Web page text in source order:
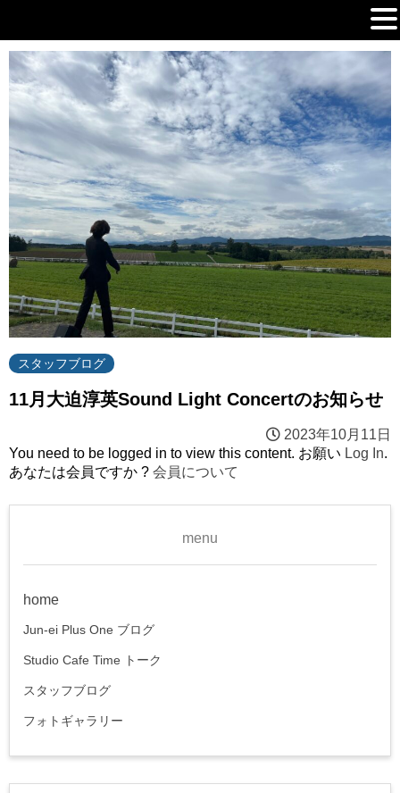
スタッフブログ
11月大迫淳英Sound Light Concertのお知らせ
2023年10月11日
You need to be logged in to view this content. お願い Log In.
あなたは会員ですか ? 会員について
menu
home
Jun-ei Plus One ブログ
Studio Cafe Time トーク
スタッフブログ
フォトギャラリー